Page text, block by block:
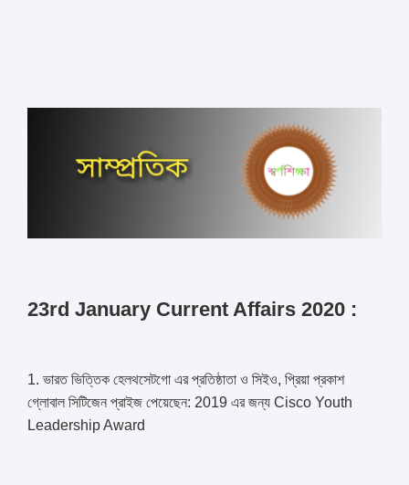
23rd January Current Affairs 2020 :
1. ভারত ভিত্তিক হেলথসেটগো এর প্রতিষ্ঠাতা ও সিইও, প্রিয়া প্রকাশ
গ্লোবাল সিটিজেন প্রাইজ পেয়েছেন: 2019 এর জন্য Cisco Youth
Leadership Award